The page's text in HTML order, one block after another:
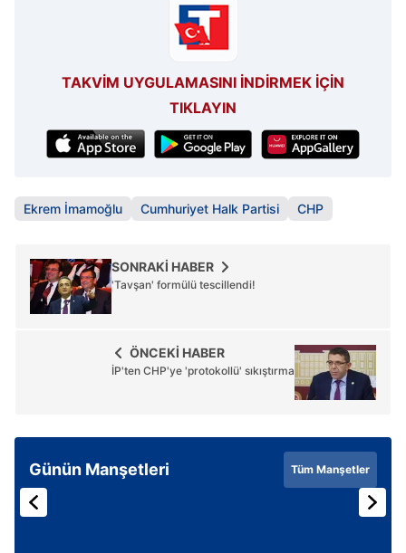
TAKVİM UYGULAMASINI İNDİRMEK İÇİN
TIKLAYIN
Ekrem İmamoğlu Cumhuriyet Halk Partisi CHP
SONRAKİ HABER
'Tavşan' formülü tescillendi!
ÖNCEKİ HABER
İP'ten CHP'ye 'protokollü' sıkıştırma
Günün Manşetleri Tüm Manşetler